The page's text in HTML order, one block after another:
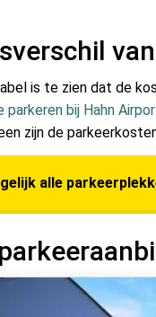
is te zien dat de
parkeren bij Hahn
zijn de
alle